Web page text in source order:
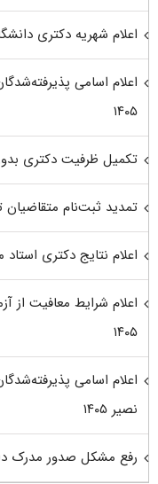
اعلام شهریه دکتری دانشگاه
اعلام اسامی
۱۴۰۵
تکمیل ظرفیت دکتری بدون
تمدید ثبت‌نام متقاضیان
اعلام نتایج دکتری استاد
اعلام شرایط معافیت از
۱۴۰۵
اعلام اسامی
نصیر ۱۴۰۵
رفع مشکل صدور مدرک